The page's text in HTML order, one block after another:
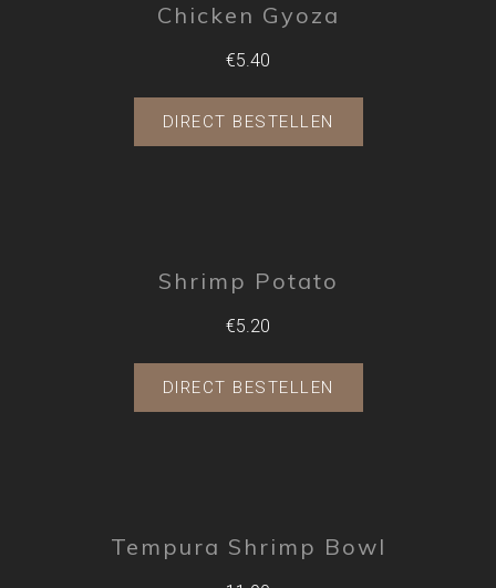
Chicken Gyoza
€5.40
DIRECT BESTELLEN
Shrimp Potato
€5.20
DIRECT BESTELLEN
Tempura Shrimp Bowl